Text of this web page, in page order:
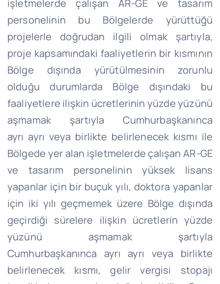
işletmelerde çalışan AR-GE ve tasarım
personelinin bu Bölgelerde yürüttüğü
projelerle doğrudan ilgili olmak şartıyla,
proje kapsamındaki faaliyetlerin bir kısmının
Bölge dışında yürütülmesinin zorunlu
olduğu durumlarda Bölge dışındaki bu
faaliyetlere ilişkin ücretlerinin yüzde yüzünü
aşmamak şartıyla Cumhurbaşkanınca
ayrıayrı veya birlikte belirlenecek kısmı ile
Bölgede yer alan işletmelerde çalışan AR-GE
ve tasarım personelinin yüksek lisans
yapanlar için bir buçuk yılı, doktora yapanlar
için iki yılı geçmemek üzere Bölge dışında
geçirdiği sürelere ilişkin ücretlerin yüzde
yüzünü aşmamak şartıyla
Cumhurbaşkanınca ayrıayrı veya birlikte
belirlenecek kısmı, gelir vergisi stopajı